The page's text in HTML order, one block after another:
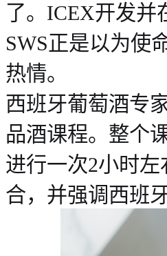
了。ICEX开发并
SWS正是以为使
热情。
西班牙葡萄酒专
品酒课程。整个
进行一次2小时
合，并强调西班